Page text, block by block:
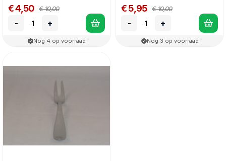
€ 4,50 € 10,00
- +
Nog 4 op voorraad
€ 5,95 € 10,00
- +
Nog 3 op voorraad